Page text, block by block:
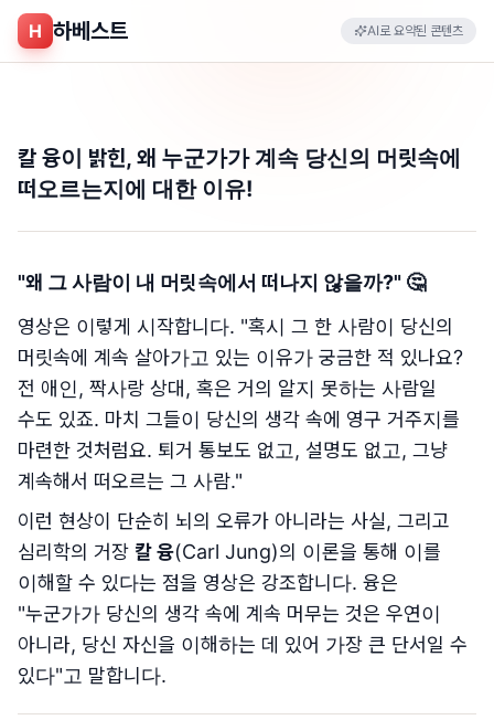
H 하베스트 AI로 요약된 콘텐츠
칼 융이 밝힌, 왜 누군가가 계속 당신의 머릿속에
떠오르는지에 대한 이유!
"왜 그 사람이 내 머릿속에서 떠나지 않을까?" 🤔
영상은 이렇게 시작합니다. "혹시 그 한 사람이 당신의
머릿속에 계속 살아가고 있는 이유가 궁금한 적 있나요?
전 애인, 짝사랑 상대, 혹은 거의 알지 못하는 사람일
수도 있죠. 마치 그들이 당신의 생각 속에 영구 거주지를
마련한 것처럼요. 퇴거 통보도 없고, 설명도 없고, 그냥
계속해서 떠오르는 그 사람."
이런 현상이 단순히 뇌의 오류가 아니라는 사실, 그리고
심리학의 거장 칼 융(Carl Jung)의 이론을 통해 이를
이해할 수 있다는 점을 영상은 강조합니다. 융은
"누군가가 당신의 생각 속에 계속 머무는 것은 우연이
아니라, 당신 자신을 이해하는 데 있어 가장 큰 단서일 수
있다"고 말합니다.